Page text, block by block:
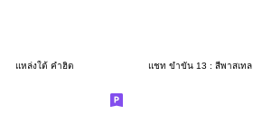
แหล่งใต้ คำฮิต แชท ขำขัน 13 : สีพาสเทล